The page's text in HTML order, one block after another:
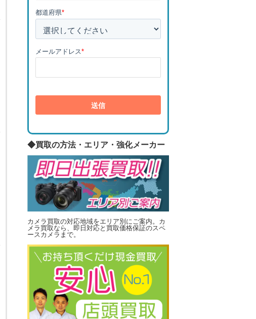
都道府県*
メールアドレス*
◆買取の方法・エリア・強化メーカー
カメラ買取の対応地域をエリア別にご案内。カ
メラ買取なら、即日対応と買取価格保証のスペ
ースカメラまで。